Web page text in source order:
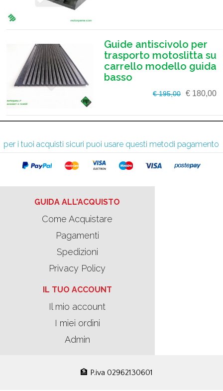
Guide antiscivolo per
trasporto motoslitta su
carrello modello guida
basso
€ 195,00 € 180,00
per i tuoi acquisti sicuri puoi usare questi metodi pagamento
GUIDA ALL'ACQUISTO
Come Acquistare
Pagamenti
Spedizioni
Privacy Policy
IL TUO ACCOUNT
Il mio account
I miei ordini
Admin
🏦 P.iva 02962130601